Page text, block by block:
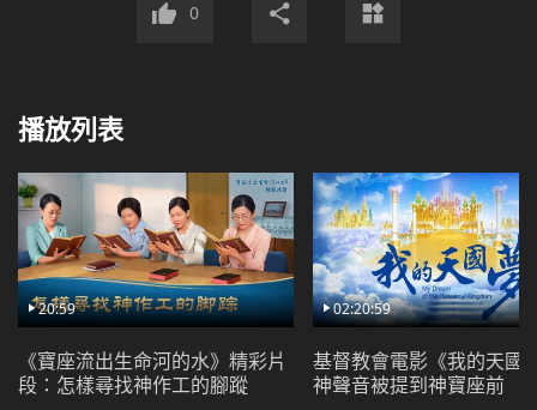
0
播放列表
20:59
《寶座流出生命河的水》精彩片
段：怎樣尋找神作工的腳蹤
02:20:59
基督教會電影《我的天國
神聲音被提到神寶座前